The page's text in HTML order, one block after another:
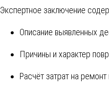
Экспертное заключение
Описание выявленных
Причины и характер
Расчёт затрат на